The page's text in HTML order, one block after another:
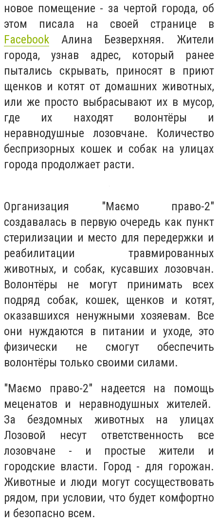
новое помещение - за чертой города, об
этом писала на своей странице в
Facebook Алина Безверхняя. Жители
города, узнав адрес, который ранее
пытались скрывать, приносят в приют
щенков и котят от домашних животных,
или же просто выбрасывают их в мусор,
где их находят волонтёры и
неравнодушные лозовчане. Количество
беспризорных кошек и собак на улицах
города продолжает расти.
Организация "Маємо право-2"
создавалась в первую очередь как пункт
стерилизации и место для передержки и
реабилитации травмированных
животных, и собак, кусавших лозовчан.
Волонтёры не могут принимать всех
подряд собак, кошек, щенков и котят,
оказавшихся ненужными хозяевам. Все
они нуждаются в питании и уходе, это
физически не смогут обеспечить
волонтёры только своими силами.
"Маємо право-2" надеется на помощь
меценатов и неравнодушных жителей.
За бездомных животных на улицах
Лозовой несут ответственность все
лозовчане - и простые жители и
городские власти. Город - для горожан.
Животные и люди могут сосуществовать
рядом, при условии, что будет комфортно
и безопасно всем.